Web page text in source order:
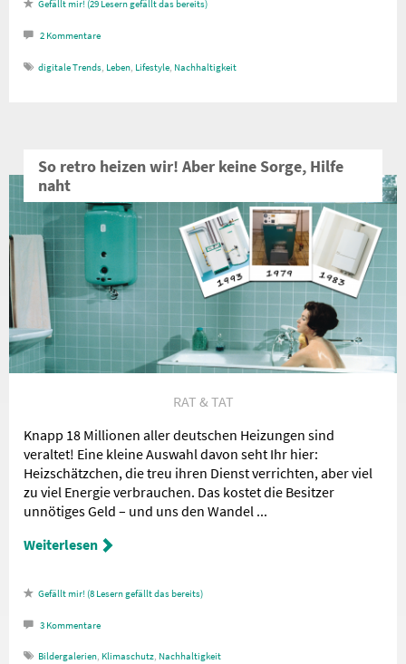
29 Lesern gefällt das
2 Kommentare
digitale Trends, Leben, Lifestyle, Nachhaltigkeit
So retro heizen wir! Aber keine Sorge, Hilfe
naht
RAT & TAT
Knapp 18 Millionen aller deutschen Heizungen sind
veraltet! Eine kleine Auswahl davon seht Ihr hier:
Heizschätzchen, die treu ihren Dienst verrichten, aber viel
zu viel Energie verbrauchen. Das kostet die Besitzer
unnötiges Geld – und uns den Wandel ...
Weiterlesen
8 Lesern gefällt das
3 Kommentare
Bildergalerien, Klimaschutz, Nachhaltigkeit